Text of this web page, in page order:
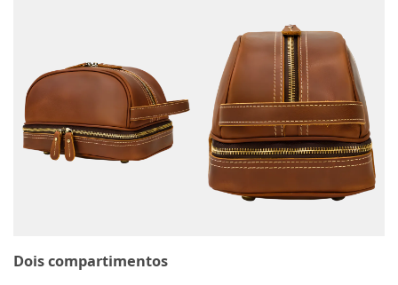
Dois compartimentos